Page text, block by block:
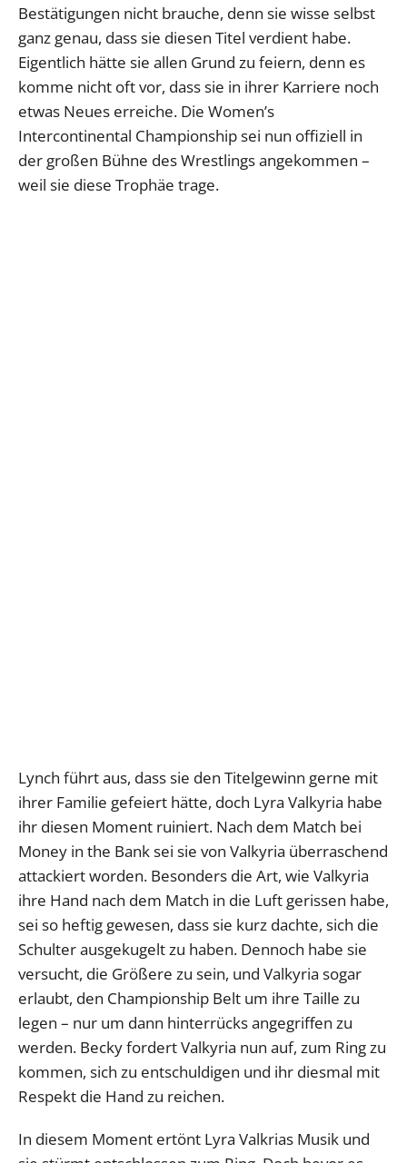
Bestätigungen nicht brauche, denn sie wisse selbst
ganz genau, dass sie diesen Titel verdient habe.
Eigentlich hätte sie allen Grund zu feiern, denn es
komme nicht oft vor, dass sie in ihrer Karriere noch
etwas Neues erreiche. Die Women’s
Intercontinental Championship sei nun offiziell in
der großen Bühne des Wrestlings angekommen –
weil sie diese Trophäe trage.
Lynch führt aus, dass sie den Titelgewinn gerne mit
ihrer Familie gefeiert hätte, doch Lyra Valkyria habe
ihr diesen Moment ruiniert. Nach dem Match bei
Money in the Bank sei sie von Valkyria überraschend
attackiert worden. Besonders die Art, wie Valkyria
ihre Hand nach dem Match in die Luft gerissen habe,
sei so heftig gewesen, dass sie kurz dachte, sich die
Schulter ausgekugelt zu haben. Dennoch habe sie
versucht, die Größere zu sein, und Valkyria sogar
erlaubt, den Championship Belt um ihre Taille zu
legen – nur um dann hinterrücks angegriffen zu
werden. Becky fordert Valkyria nun auf, zum Ring zu
kommen, sich zu entschuldigen und ihr diesmal mit
Respekt die Hand zu reichen.
In diesem Moment ertönt Lyra Valkrias Musik und